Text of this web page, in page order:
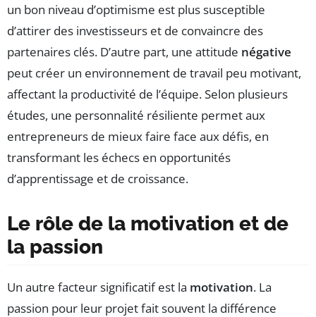
un bon niveau d’optimisme est plus susceptible
d’attirer des investisseurs et de convaincre des
partenaires clés. D’autre part, une attitude négative
peut créer un environnement de travail peu motivant,
affectant la productivité de l’équipe. Selon plusieurs
études, une personnalité résiliente permet aux
entrepreneurs de mieux faire face aux défis, en
transformant les échecs en opportunités
d’apprentissage et de croissance.
Le rôle de la motivation et de
la passion
Un autre facteur significatif est la motivation. La
passion pour leur projet fait souvent la différence